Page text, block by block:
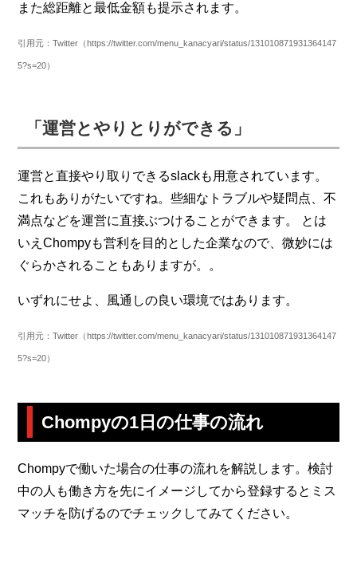
また総距離と最低金額も提示されます。
引用元：Twitter（https://twitter.com/menu_kanacyari/status/131010871931364147
5?s=20）
「運営とやりとりができる」
運営と直接やり取りできるslackも用意されています。
これもありがたいですね。些細なトラブルや疑問点、不
満点などを運営に直接ぶつけることができます。 とは
いえChompyも営利を目的とした企業なので、微妙には
ぐらかされることもありますが。。
いずれにせよ、風通しの良い環境ではあります。
引用元：Twitter（https://twitter.com/menu_kanacyari/status/131010871931364147
5?s=20）
Chompyの1日の仕事の流れ
Chompyで働いた場合の仕事の流れを解説します。検討
中の人も働き方を先にイメージしてから登録するとミス
マッチを防げるのでチェックしてみてください。